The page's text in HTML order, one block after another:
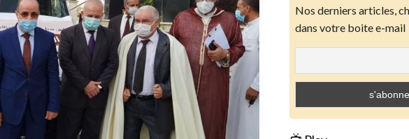
Nos derniers articles,
dans votre boite e-mail